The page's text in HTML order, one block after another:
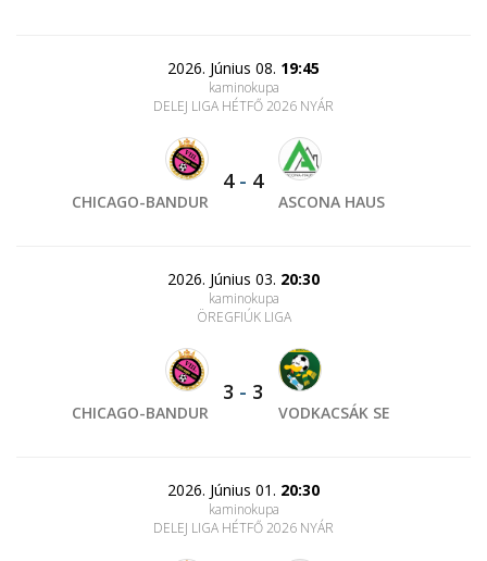
2026. Június 08. 19:45
kaminokupa
DELEJ LIGA HÉTFŐ 2026 NYÁR
CHICAGO-BANDUR
4- 4
ASCONA HAUS
2026. Június 03. 20:30
kaminokupa
ÖREGFIÚK LIGA
CHICAGO-BANDUR
3 - 3
VODKACSÁK SE
2026. Június 01. 20:30
kaminokupa
DELEJ LIGA HÉTFŐ 2026 NYÁR